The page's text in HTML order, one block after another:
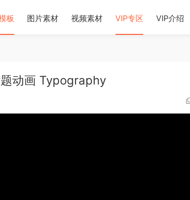
板 图片素材 视频素材 VIP专区 VIP介绍
动画 Typography